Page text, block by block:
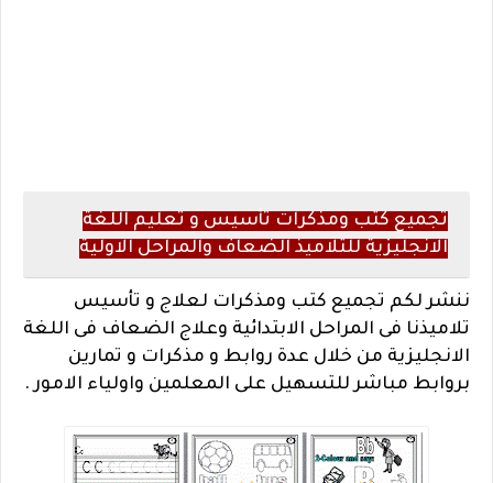
تجميع كتب ومذكرات تأسيس و تعليم اللغة
الانجليزية للتلاميذ الضعاف والمراحل الاولية
ننشر لكم تجميع كتب ومذكرات لعلاج و تأسيس
تلاميذنا فى المراحل الابتدائية وعلاج الضعاف فى اللغة
الانجليزية من خلال عدة روابط و مذكرات و تمارين
بروابط مباشر للتسهيل على المعلمين واولياء الامور .